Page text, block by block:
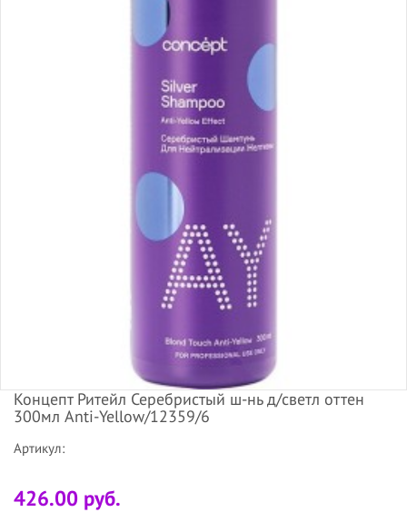
Концепт Ритейл Серебристый ш-нь д/светл оттен
300мл Anti-Yellow/12359/6
Артикул:
426.00 руб.